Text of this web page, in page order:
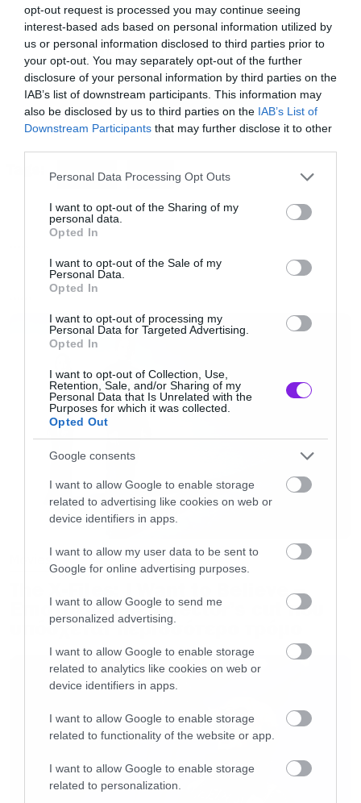
opt-out request is processed you may continue seeing
interest-based ads based on personal information utilized by
us or personal information disclosed to third parties prior to
your opt-out. You may separately opt-out of the further
disclosure of your personal information by third parties on the
IAB’s list of downstream participants. This information may
also be disclosed by us to third parties on the IAB’s List of
Downstream Participants that may further disclose it to other
Please note that this website/app uses one or more Google
not limited to your visit or usage behaviour. You may click to
grant or deny consent to Google and its third-party tags to
use your data for below specified purposes in below Google
consent section.
Personal Data Processing Opt Outs
I want to opt-out of the Sharing of my
personal data.
Opted In
I want to opt-out of the Sale of my
Personal Data.
Opted In
I want to opt-out of processing my
Personal Data for Targeted Advertising.
Opted In
I want to opt-out of Collection, Use,
Retention, Sale, and/or Sharing of my
Personal Data that Is Unrelated with the
Purposes for which it was collected.
Opted Out
Google consents
I want to allow Google to enable storage
related to advertising like cookies on web or
device identifiers in apps.
I want to allow my user data to be sent to
Google for online advertising purposes.
I want to allow Google to send me
personalized advertising.
I want to allow Google to enable storage
related to analytics like cookies on web or
device identifiers in apps.
I want to allow Google to enable storage
related to functionality of the website or app.
I want to allow Google to enable storage
related to personalization.
Παράλληλα, η Ηγουμένη Ρακέλλα προσπαθεί
να χτίσει ξανά τη Σχολή της Αδελφότητας στον
Βάλαχ ΙΧ, με την πιο ταλαντούχα και φιλόδοξη
μαθήτριά της, τη Βάλυα Χαρκόννεν, στο
πλευρό της. Στο μεταξύ, ο Τζόζεφ Βένπορτ
επιβάλλει ανελέητο εμπάργκο σε όποιον
πλανήτη αποδέχεται το αντιτεχνολογικό
μανιφέστο του Μάνφορντ Τορόντο, ελπίζοντας
τους. Αλλά οι φανατικοί σπάνια παραδίδονται
Έγραψαν για το «Οι Μέντατ του Ντιουν»:
«Η μαγεία παραμένει ακόμα και μετά το τέλος
του βιβλίου.»
kirkusreviews com
«Οι Μέντατ του Ντιουν είναι ένα βιβλίο γεμάτο
δράση, που διαβάζεται γρήγορα.»
ANUBIS DUNE
Movies
The X-Files: I Want to Believe –
Επιστρέφει με director’s cut που
υπόσχεται περισσότερο τρόμο